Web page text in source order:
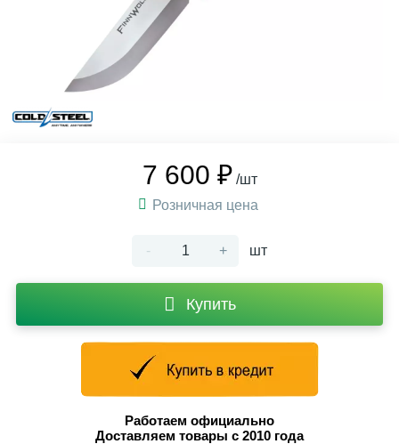
7 600 ₽ /шт
Розничная цена
- + шт
Купить
Работаем официально
Доставляем товары с 2010 года